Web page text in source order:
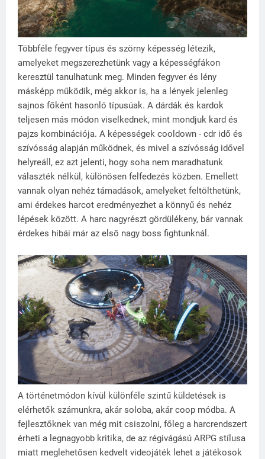
Többféle fegyver típus és szörny képesség létezik,
amelyeket megszerezhetünk vagy a képességfákon
keresztül tanulhatunk meg. Minden fegyver és lény
másképp működik, még akkor is, ha a lények jelenleg
sajnos főként hasonló típusúak. A dárdák és kardok
teljesen más módon viselkednek, mint mondjuk kard és
pajzs kombinációja. A képességek cooldown - cdr idő és
szívósság alapján működnek, és mivel a szívósság idővel
helyreáll, ez azt jelenti, hogy soha nem maradhatunk
választék nélkül, különösen felfedezés közben. Emellett
vannak olyan nehéz támadások, amelyeket feltölthetünk,
ami érdekes harcot eredményezhet a könnyű és nehéz
lépések között. A harc nagyrészt gördülékeny, bár vannak
érdekes hibái már az első nagy boss fightunknál.
A történetmódon kívül különféle szintű küldetések is
elérhetők számunkra, akár soloba, akár coop módba. A
fejlesztőknek van még mit csiszolni, főleg a harcrendszert
érheti a legnagyobb kritika, de az régivágású ARPG stílusa
miatt meglehetősen kedvelt videojáték lehet a játékosok